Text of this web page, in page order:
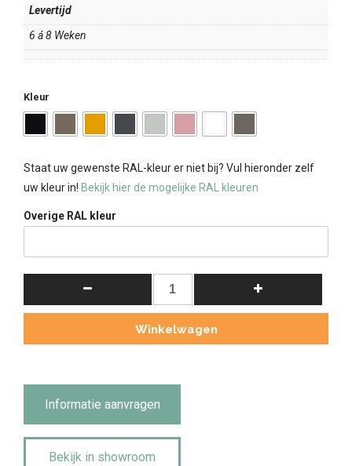
Levertijd
6 á 8 Weken
Kleur
Staat uw gewenste RAL-kleur er niet bij? Vul hieronder zelf
uw kleur in! Bekijk hier de mogelijke RAL kleuren
Overige RAL kleur
Buffetkast
met
uw
Winkelwagen
Informatie aanvragen
Bekijk in showroom